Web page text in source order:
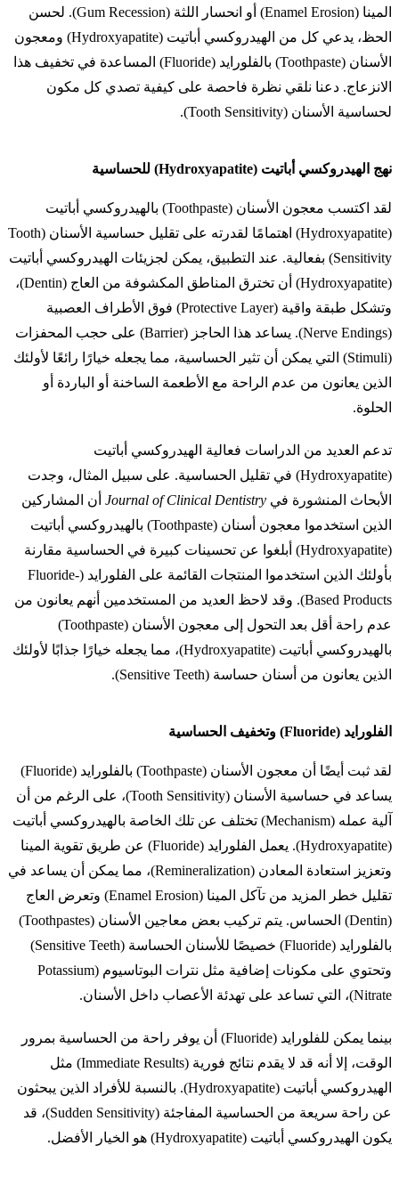
المينا (Enamel Erosion) أو انحسار اللثة (Gum Recession). لحسن
الحظ، يدعي كل من الهيدروكسي أباتيت (Hydroxyapatite) ومعجون
الأسنان (Toothpaste) بالفلورايد (Fluoride) المساعدة في تخفيف هذا
الانزعاج. دعنا نلقي نظرة فاحصة على كيفية تصدي كل مكون
لحساسية الأسنان (Tooth Sensitivity).
نهج الهيدروكسي أباتيت (Hydroxyapatite) للحساسية
لقد اكتسب معجون الأسنان (Toothpaste) بالهيدروكسي أباتيت
(Hydroxyapatite) اهتمامًا لقدرته على تقليل حساسية الأسنان (Tooth
Sensitivity) بفعالية. عند التطبيق، يمكن لجزيئات الهيدروكسي أباتيت
(Hydroxyapatite) أن تخترق المناطق المكشوفة من العاج (Dentin)،
وتشكل طبقة واقية (Protective Layer) فوق الأطراف العصبية
(Nerve Endings). يساعد هذا الحاجز (Barrier) على حجب المحفزات
(Stimuli) التي يمكن أن تثير الحساسية، مما يجعله خيارًا رائعًا لأولئك
الذين يعانون من عدم الراحة مع الأطعمة الساخنة أو الباردة أو
الحلوة.
تدعم العديد من الدراسات فعالية الهيدروكسي أباتيت
(Hydroxyapatite) في تقليل الحساسية. على سبيل المثال، وجدت
الأبحاث المنشورة في Journal of Clinical Dentistry أن المشاركين
الذين استخدموا معجون أسنان (Toothpaste) بالهيدروكسي أباتيت
(Hydroxyapatite) أبلغوا عن تحسينات كبيرة في الحساسية مقارنة
بأولئك الذين استخدموا المنتجات القائمة على الفلورايد (Fluoride-
Based Products). وقد لاحظ العديد من المستخدمين أنهم يعانون من
عدم راحة أقل بعد التحول إلى معجون الأسنان (Toothpaste)
بالهيدروكسي أباتيت (Hydroxyapatite)، مما يجعله خيارًا جذابًا لأولئك
الذين يعانون من أسنان حساسة (Sensitive Teeth).
الفلورايد (Fluoride) وتخفيف الحساسية
لقد ثبت أيضًا أن معجون الأسنان (Toothpaste) بالفلورايد (Fluoride)
يساعد في حساسية الأسنان (Tooth Sensitivity)، على الرغم من أن
آلية عمله (Mechanism) تختلف عن تلك الخاصة بالهيدروكسي أباتيت
(Hydroxyapatite). يعمل الفلورايد (Fluoride) عن طريق تقوية المينا
وتعزيز استعادة المعادن (Remineralization)، مما يمكن أن يساعد في
تقليل خطر المزيد من تآكل المينا (Enamel Erosion) وتعرض العاج
(Dentin) الحساس. يتم تركيب بعض معاجين الأسنان (Toothpastes)
بالفلورايد (Fluoride) خصيصًا للأسنان الحساسة (Sensitive Teeth)
وتحتوي على مكونات إضافية مثل نترات البوتاسيوم (Potassium
Nitrate)، التي تساعد على تهدئة الأعصاب داخل الأسنان.
بينما يمكن للفلورايد (Fluoride) أن يوفر راحة من الحساسية بمرور
الوقت، إلا أنه قد لا يقدم نتائج فورية (Immediate Results) مثل
الهيدروكسي أباتيت (Hydroxyapatite). بالنسبة للأفراد الذين يبحثون
عن راحة سريعة من الحساسية المفاجئة (Sudden Sensitivity)، قد
يكون الهيدروكسي أباتيت (Hydroxyapatite) هو الخيار الأفضل.